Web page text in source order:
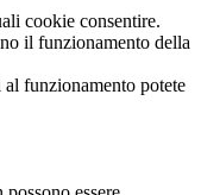
cookie consentire.
il funzionamento della
al funzionamento potete